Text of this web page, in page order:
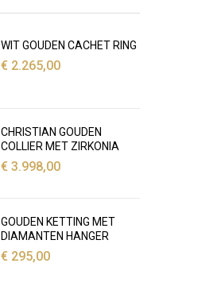
WIT GOUDEN CACHET RING
€2.265,00
CHRISTIAN GOUDEN
COLLIER MET ZIRKONIA
€3.998,00
GOUDEN KETTING MET
DIAMANTEN HANGER
€295,00